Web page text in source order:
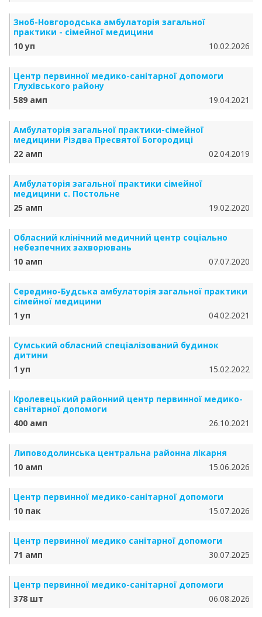
Зноб-Новгородська амбулаторія загальної
практики - сімейної медицини
10 уп
10.02.2026
Центр первинної медико-санітарної допомоги
Глухівського району
589 амп
19.04.2021
Амбулаторія загальної практики-сімейної
медицини Різдва Пресвятої Богородиці
22 амп
02.04.2019
Амбулаторія загальної практики сімейної
медицини с. Постольне
25 амп
19.02.2020
Обласний клінічний медичний центр соціально
небезпечних захворювань
10 амп
07.07.2020
Середино-Будська амбулаторія загальної практики
сімейної медицини
1 уп
04.02.2021
Сумський обласний спеціалізований будинок
дитини
1 уп
15.02.2022
Кролевецький районний центр первинної медико-
санітарної допомоги
400 амп
26.10.2021
Липоводолинська центральна районна лікарня
10 амп
15.06.2026
Центр первинної медико-санітарної допомоги
10 пак
15.07.2026
Центр первинної медико санітарної допомоги
71 амп
30.07.2025
Центр первинної медико-санітарної допомоги
378 шт
06.08.2026